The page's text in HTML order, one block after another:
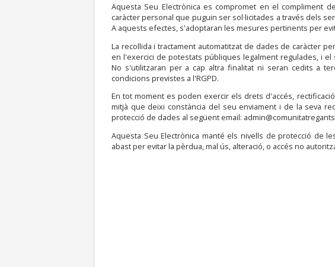
Aquesta Seu Electrònica es compromet en el compliment
caràcter personal que puguin ser sol·licitades a través dels
A aquests efectes, s'adoptaran les mesures pertinents per
La recollida i tractament automatitzat de dades de caràcter
en l'exercici de potestats públiques legalment regulades, i
No s'utilitzaran per a cap altra finalitat ni seran cedits a
condicions previstes a l'RGPD.
En tot moment es poden exercir els drets d'accés,
mitjà que deixi constància del seu enviament i de la seva
protecció de dades al següent email:
Aquesta Seu Electrònica manté els nivells de protecció de
abast per evitar la pèrdua, mal ús, alteració, o accés no